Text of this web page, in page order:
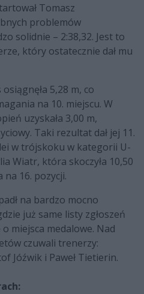
Tomasz
problemów
solidnie – 2:38,32. Jest to
który ostatecznie dał mu
5,28 m, co
na 10. miejscu. W
uzyskała 3,00 m,
Taki rezultat dał jej 11.
w trójskoku w kategorii U-
Wiatr, która skoczyła 10,50
na 16. pozycji.
na bardzo mocno
już same listy zgłoszeń
miejsca medalowe. Nad
czuwali trenerzy:
Jóźwik i Paweł Tietierin.